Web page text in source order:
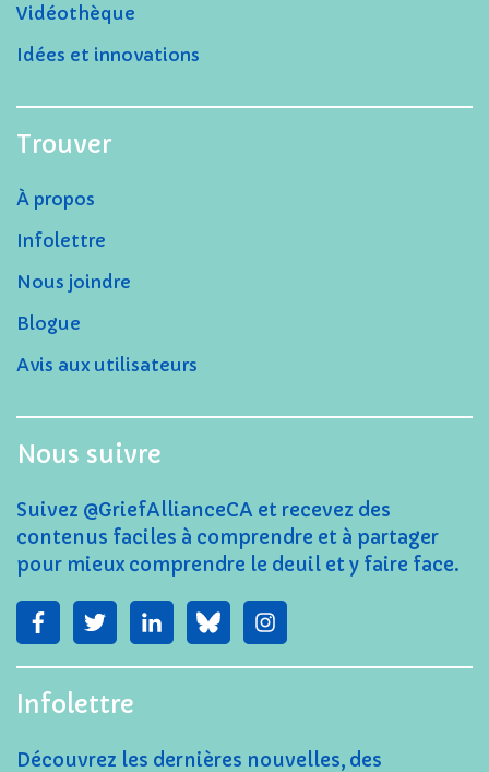
Vidéothèque
Idées et innovations
Trouver
À propos
Infolettre
Nous joindre
Blogue
Avis aux utilisateurs
Nous suivre
Suivez @GriefAllianceCA et recevez des
contenus faciles à comprendre et à partager
pour mieux comprendre le deuil et y faire face.
Infolettre
Découvrez les dernières nouvelles, des